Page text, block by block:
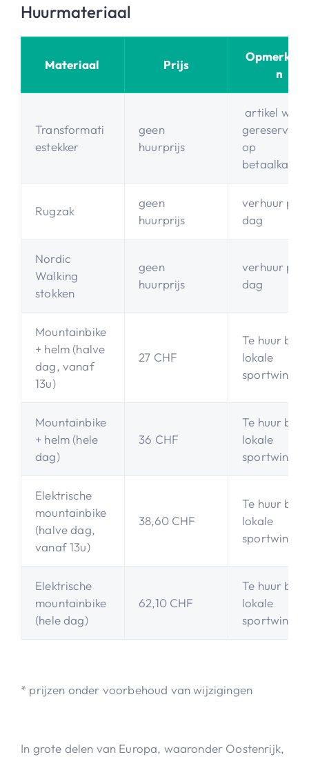
Huurmateriaal
Materiaal Prijs
n
Transformati
estekker
geen
huurprijs
artikel
op
betaalkaart
Rugzak
geen
huurprijs
verhuur per
dag
Nordic
Walking
stokken
geen
huurprijs
verhuur per
dag
Mountainbike
+ helm (halve
dag, vanaf
13u)
27 CHF
Te huur bij
lokale
sportwinkel
Mountainbike
+ helm (hele
dag)
36 CHF
Te huur bij
lokale
sportwinkel
Elektrische
mountainbike
(halve dag,
vanaf 13u)
38,60 CHF
Te huur bij
lokale
sportwinkel
Elektrische
mountainbike
(hele dag)
62,10 CHF
Te huur bij
lokale
sportwinkel
* prijzen onder voorbehoud van wijzigingen
In grote delen van Europa, waaronder Oostenrijk,